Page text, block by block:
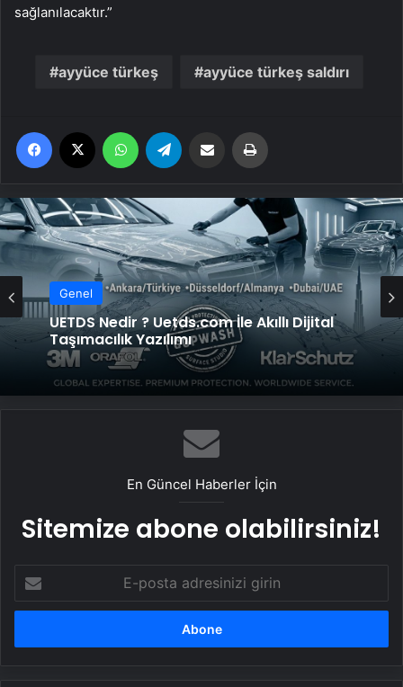
sağlanılacaktır.”
ayyüce türkeş ayyüce türkeş saldırı
Facebook WhatsApp Email'den paylaş
Genel
UETDS Nedir ? Uetds.com İle Akıllı Dijital
Taşımacılık Yazılımı
En Güncel Haberler İçin
Sitemize abone olabilirsiniz!
posta
adresinizi